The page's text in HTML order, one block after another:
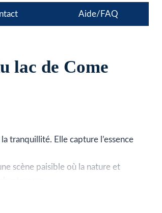
Aide/FAQ
lac de Come
tranquillité. Elle capture l’essence
scène paisible où la nature et
dans l’atmosphère romantique et